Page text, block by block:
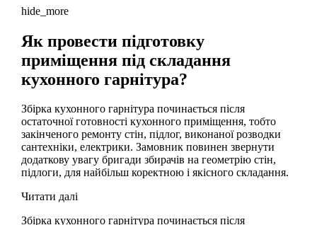
hide_more
Як провести підготовку
приміщення під складання
кухонного гарнітура?
Збірка кухонного гарнітура починається після
остаточної готовності кухонного приміщення, тобто
закінченого ремонту стін, підлог, виконаної розводки
сантехніки, електрики. Замовник повинен звернути
додаткову увагу бригади збирачів на геометрію стін,
підлоги, для найбільш коректною і якісного складання.
Читати далі
Збірка кухонного гарнітура починається після